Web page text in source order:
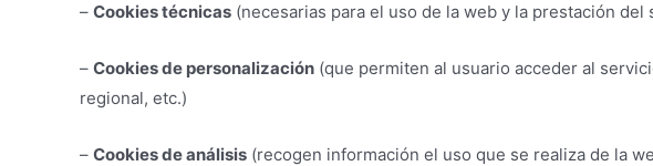
– Cookies técnicas (necesarias para el uso de la web y la prestación del
– Cookies de personalización (que permiten al usuario acceder al
regional, etc.)
– Cookies de análisis (recogen información el uso que se realiza de la